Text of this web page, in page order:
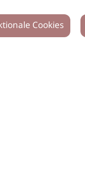
Cookies